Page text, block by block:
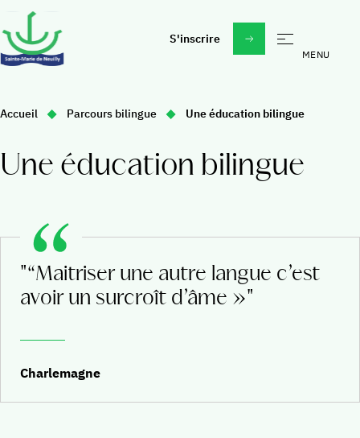
S'inscrire
Madeleine Daniélou un esprit, un projet
Étudier à Sainte-Marie
À propos
Vie spirituelle
Collège
La vie au collège
Vie culturelle
Faire un don
Rejoindre nos équipes
Daniélou Education
Vous
ici
:
Accueil Parcours bilingue Une éducation bilingue
Une éducation bilingue
"“Maitriser une autre langue c’est
avoir un surcroît d’âme »"
Charlemagne